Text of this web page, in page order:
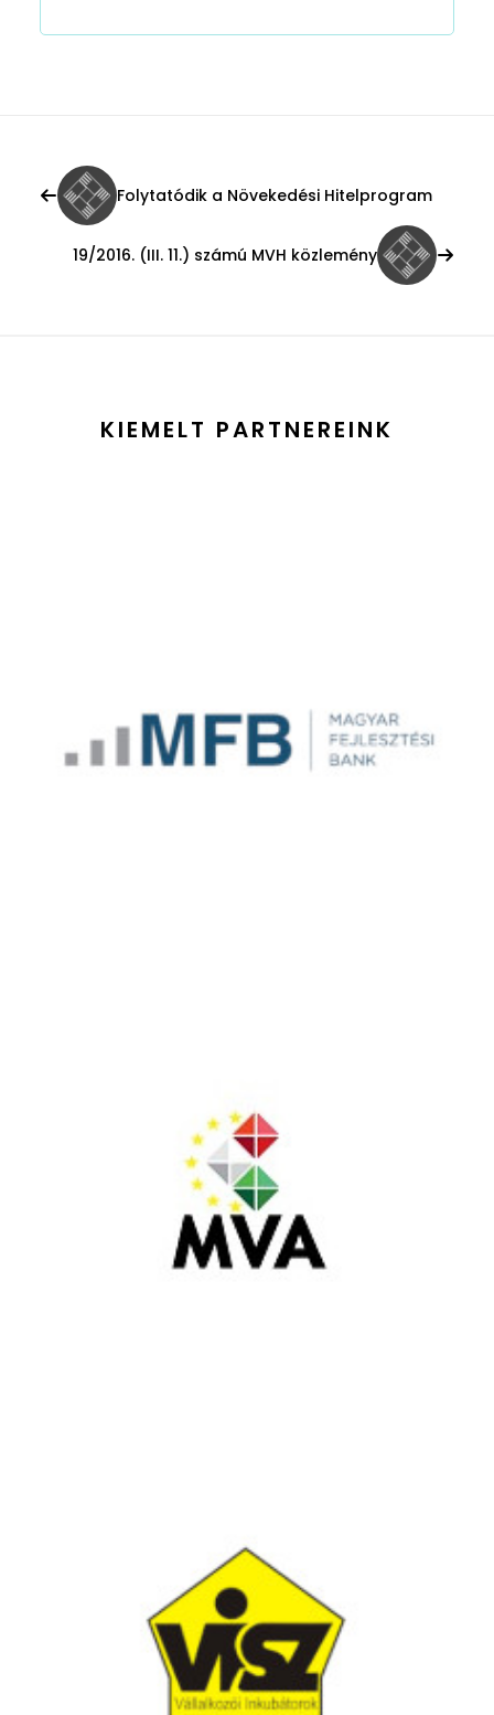
Folytatódik a Növekedési Hitelprogram
19/2016. (III. 11.) számú MVH közlemény
KIEMELT PARTNEREINK